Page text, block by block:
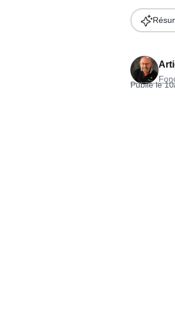
Formation SEO &
244.30€ HT au lieu de 349€ pendant
Publié le